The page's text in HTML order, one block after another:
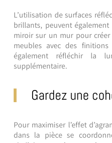
L’utilisation de surfaces
brillants, peuvent
miroir sur un mur pour
meubles avec des
également réfléchir la
supplémentaire.
Gardez une
Pour maximiser l’effet
dans la pièce se